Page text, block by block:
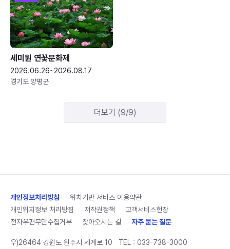
세미원 연꽃문화제
2026.06.26~2026.08.17
경기도 양평군
더보기 (9/9)
개인정보처리방침
위치기반 서비스 이용약관
개인위치정보 처리방침
저작권정책
고객서비스헌장
전자우편무단수집거부
찾아오시는 길 자주 묻는 질문
우)26464 강원도 원주시 세계로 10 TEL : 033-738-3000